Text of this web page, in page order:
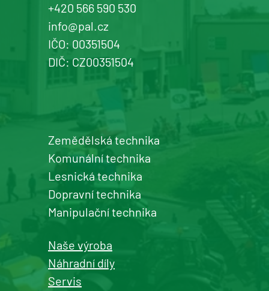
+420 566 590 530
info@pal.cz
IČO: 00351504
DIČ: CZ00351504
Zemědělská technika
Komunální technika
Lesnická technika
Dopravní technika
Manipulační technika
Naše výroba
Náhradní díly
Servis